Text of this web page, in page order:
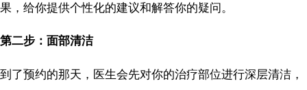
果，给你提供个性化的建议和解答你的疑问。
第二步：面部清洁
到了预约的那天，医生会先对你的治疗部位进行深层清洁，